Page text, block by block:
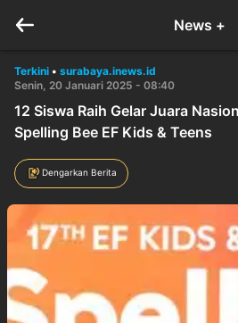
News +
Terkini • surabaya.inews.id
Senin, 20 Januari 2025 - 08:40
12 Siswa Raih Gelar Juara
Spelling Bee EF Kids & Teens
Dengarkan Berita